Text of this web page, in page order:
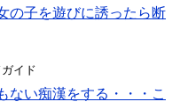
の子を遊びに誘ったら断
イド
ない痴漢をする・・・こ